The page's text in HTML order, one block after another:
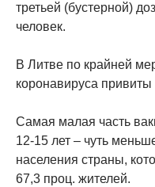
третьей (бустерной)
человек.
В Литве по крайней
коронавируса
Самая малая часть
12-15 лет – чуть
населения страны,
67,3 проц. жителей.